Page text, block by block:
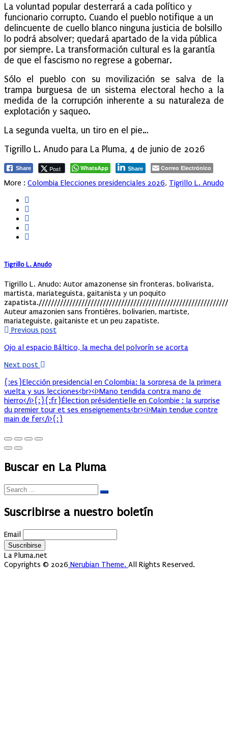
La voluntad popular desterrará a cada político y
funcionario corrupto. Cuando el pueblo notifique a un
delincuente de cuello blanco ninguna justicia de bolsillo
lo podrá absolver; quedará apartado de la vida pública
por siempre. La transformación cultural es la garantía
de que el fascismo no regrese a gobernar.
Sólo el pueblo con su movilización se salva de la
trampa burguesa de un sistema electoral hecho a la
medida de la corrupción inherente a su naturaleza de
explotación y saqueo.
La segunda vuelta, un tiro en el pie…
Tigrillo L. Anudo para La Pluma, 4 de junio de 2026
Share Post WhatsApp Share Correo Electrónico
More : Colombia Elecciones presidenciales 2026, Tigrillo L. Anudo
Tigrillo L. Anudo
Tigrillo L. Anudo: Autor amazonense sin fronteras, bolivarista,
martista, mariateguista, gaitanista y un poquito
Auteur amazonien sans frontières, bolivarien, martiste,
mariateguiste, gaitaniste et un peu zapatiste.
Previous post
Ojo al espacio Báltico, la mecha del polvorín se acorta
Next post
{:es}Elección presidencial en Colombia: la sorpresa de la primera
vuelta y sus lecciones<br><i>Mano tendida contra mano de
hierro</i>{:}{:fr}Élection présidentielle en Colombie : la surprise
du premier tour et ses enseignements<br><i>Main tendue contre
main de fer</i>{:}
Buscar en La Pluma
Suscribirse a nuestro boletín
Email
La Pluma.net
Copyrights © 2026 Nerubian Theme. All Rights Reserved.